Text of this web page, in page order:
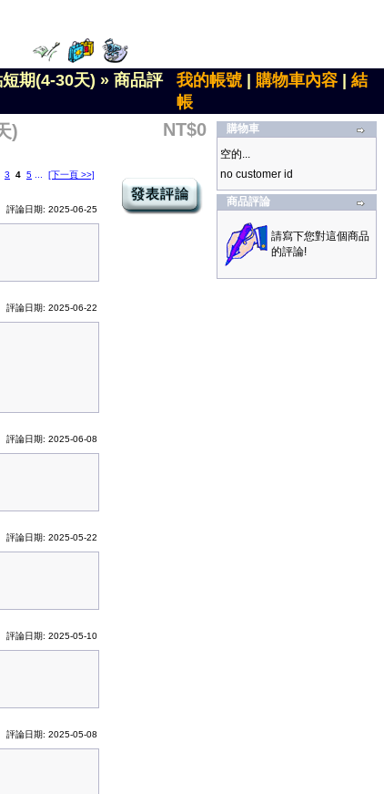
期(4-30天) » 商品評
我的帳號 購物車內容
結
帳
) NT$0
3 4 5 [下一頁 >>]
評論日期: 2025-06-25
評論日期: 2025-06-22
評論日期: 2025-06-08
評論日期: 2025-05-22
評論日期: 2025-05-10
評論日期: 2025-05-08
購物車
空的...
no customer id
商品評論
請寫下您對這個商品
的評論!